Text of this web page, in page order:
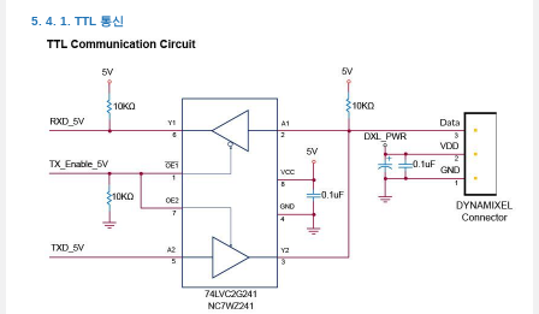
TTL 통신